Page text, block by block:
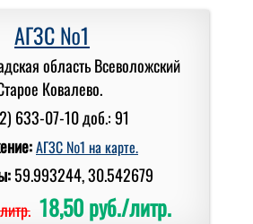
АГЗС №1
область Всеволожский
Ковалево.
633-07-10 доб.: 91
АГЗС №1 на карте.
59.993244, 30.542679
18,50 руб./литр.